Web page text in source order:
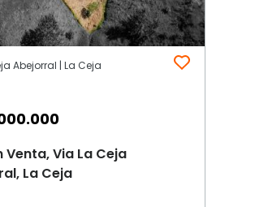
Abejorral | La Ceja
Venta, Via La Ceja
La Ceja